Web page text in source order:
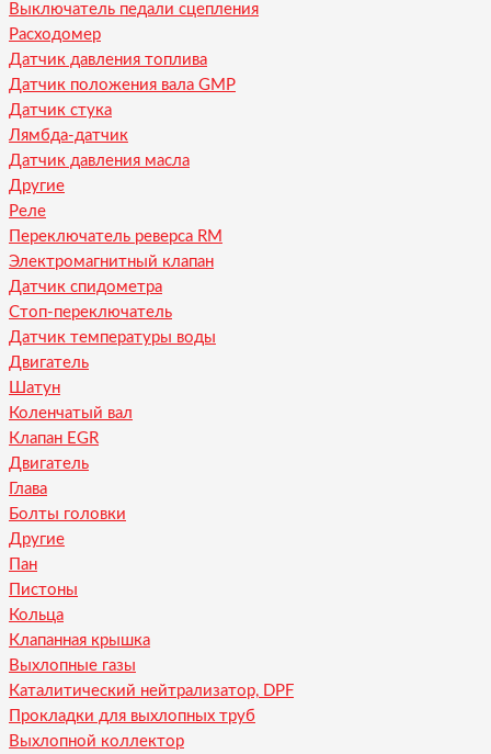
Выключатель педали сцепления
Расходомер
Датчик давления топлива
Датчик положения вала GMP
Датчик стука
Лямбда-датчик
Датчик давления масла
Другие
Реле
Переключатель реверса RM
Электромагнитный клапан
Датчик спидометра
Стоп-переключатель
Датчик температуры воды
Двигатель
Шатун
Коленчатый вал
Клапан EGR
Двигатель
Глава
Болты головки
Другие
Пан
Пистоны
Кольца
Клапанная крышка
Выхлопные газы
Каталитический нейтрализатор, DPF
Прокладки для выхлопных труб
Выхлопной коллектор